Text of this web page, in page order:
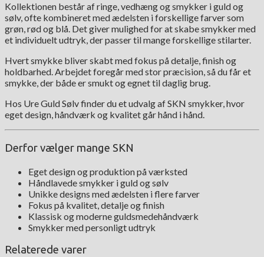
Kollektionen består af ringe, vedhæng og smykker i guld og
sølv, ofte kombineret med ædelsten i forskellige farver som
grøn, rød og blå. Det giver mulighed for at skabe smykker med
et individuelt udtryk, der passer til mange forskellige stilarter.
Hvert smykke bliver skabt med fokus på detalje, finish og
holdbarhed. Arbejdet foregår med stor præcision, så du får et
smykke, der både er smukt og egnet til daglig brug.
Hos Ure Guld Sølv finder du et udvalg af SKN smykker, hvor
eget design, håndværk og kvalitet går hånd i hånd.
Derfor vælger mange SKN
Eget design og produktion på værksted
Håndlavede smykker i guld og sølv
Unikke designs med ædelsten i flere farver
Fokus på kvalitet, detalje og finish
Klassisk og moderne guldsmedehåndværk
Smykker med personligt udtryk
Relaterede varer